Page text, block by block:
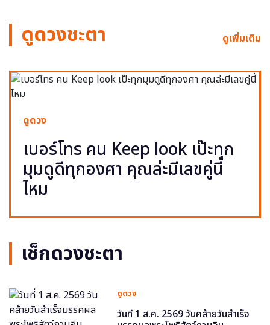
ดูดวงชะตา ดูเพิ่มเติม
ดูดวง
เบอร์โทร คน Keep look เป๊ะทุก
มุมดูดีทุกองศา คุณล่ะมีเลขคู่นี้
ไหม
เช็กดวงชะตา
ดูดวง
วันที่ 1 ส.ค. 2569 วันคล้ายวันสำเร็จ